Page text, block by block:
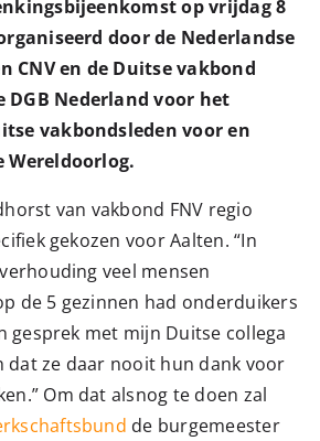
op vrijdag 8
door de Nederlandse
CNV en de Duitse vakbond
DGB Nederland voor het
vakbondsleden voor en
Wereldoorlog.
van vakbond FNV regio
gekozen voor Aalten. “In
veel mensen
de 5 gezinnen had onderduikers
gesprek met mijn Duitse collega
dat ze daar nooit hun dank voor
Om dat alsnog te doen zal
de burgemeester